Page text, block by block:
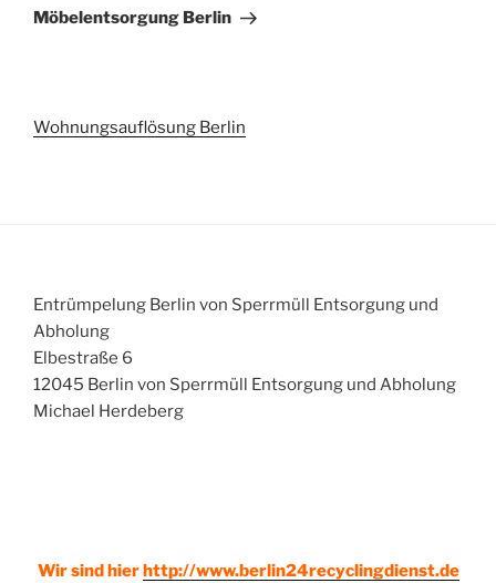
Beitrag
Möbelentsorgung Berlin
Wohnungsauflösung Berlin
Entrümpelung Berlin von Sperrmüll Entsorgung und
Abholung
Elbestraße 6
12045 Berlin von Sperrmüll Entsorgung und Abholung
Michael Herdeberg
Wir sind hierhttp://www.berlin24recyclingdienst.de